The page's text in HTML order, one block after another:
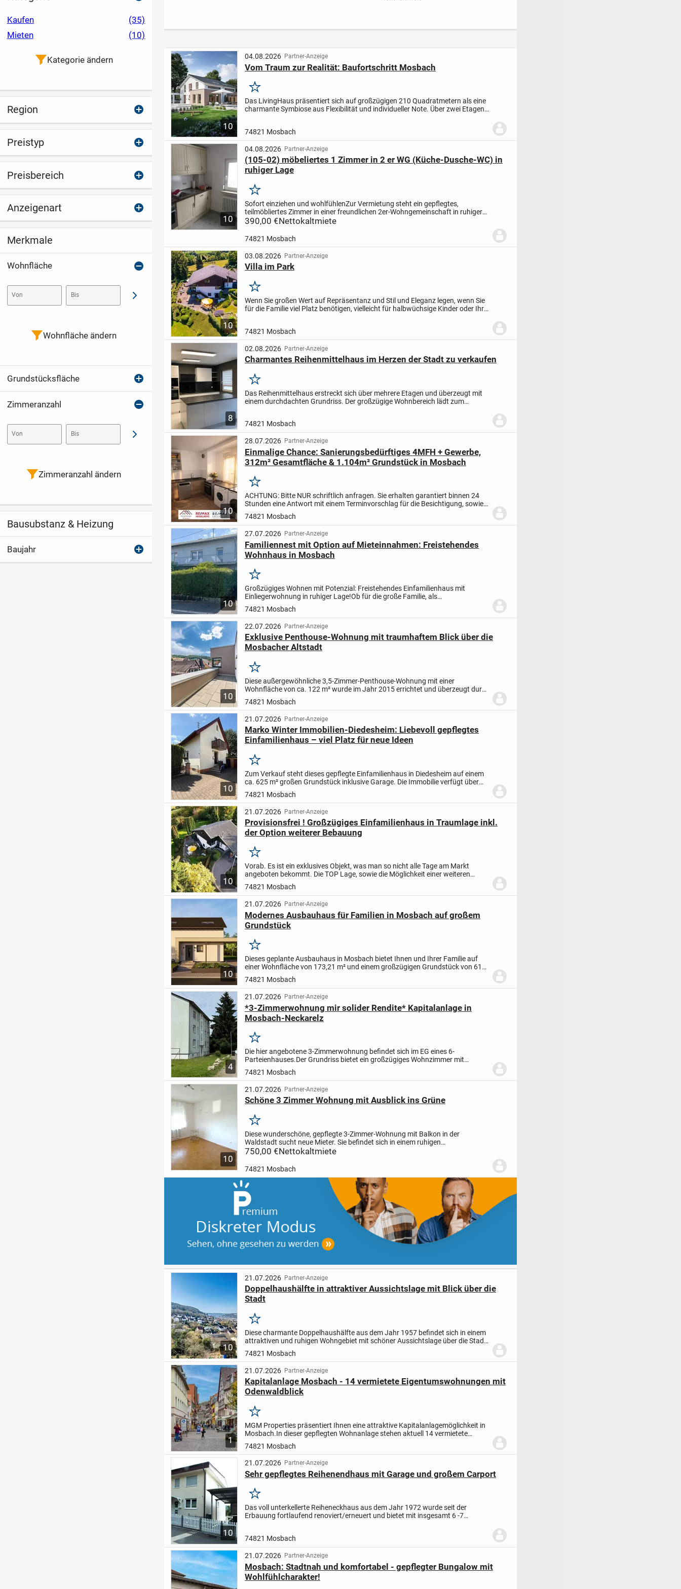
Zimmer-WG am
Ulmer Eselsberg
(Traminerweg)
10
04.08.2026 Partner-Anzeige
Vom Traum zur Realität: Baufortschritt Mosbach
Merken
Das LivingHaus präsentiert sich auf großzügigen 210 Quadratmetern als eine
charmante Symbiose aus Flexibilität und individueller Note. Über zwei Etagen
74821 Mosbach
10
04.08.2026 Partner-Anzeige
(105-02) möbeliertes 1 Zimmer in 2 er WG (Küche-Dusche-WC) in
ruhiger Lage
Merken
Sofort einziehen und wohlfühlenZur Vermietung steht ein gepflegtes,
teilmöbliertes Zimmer in einer freundlichen 2er-Wohngemeinschaft in ruhiger
und dennoch zentraler Lage von Mosbach. Das ca. 25 m²...
390,00 €Nettokaltmiete
74821 Mosbach
10
03.08.2026 Partner-Anzeige
Villa im Park
Merken
Wenn Sie großen Wert auf Repräsentanz und Stil und Eleganz legen, wenn Sie
für die Familie viel Platz benötigen, vielleicht für halbwüchsige Kinder oder Ihre
74821 Mosbach
8
02.08.2026 Partner-Anzeige
Charmantes Reihenmittelhaus im Herzen der Stadt zu verkaufen
Merken
Das Reihenmittelhaus erstreckt sich über mehrere Etagen und überzeugt mit
einem durchdachten Grundriss. Der großzügige Wohnbereich lädt zum
74821 Mosbach
10
28.07.2026 Partner-Anzeige
Einmalige Chance: Sanierungsbedürftiges 4MFH + Gewerbe,
312m² Gesamtfläche & 1.104m² Grundstück in Mosbach
Merken
ACHTUNG: Bitte NUR schriftlich anfragen. Sie erhalten garantiert binnen 24
Stunden eine Antwort mit einem Terminvorschlag für die Besichtigung, sowie
alle Unterlagen zum Objekt vorab.
74821 Mosbach
10
27.07.2026 Partner-Anzeige
Familiennest mit Option auf Mieteinnahmen: Freistehendes
Wohnhaus in Mosbach
Merken
Großzügiges Wohnen mit Potenzial: Freistehendes Einfamilienhaus mit
Einliegerwohnung in ruhiger Lage!Ob für die große Familie, als
Generationenhaus oder zur Teilvermietung: Dieses 1975 erbaute Haus...
74821 Mosbach
10
22.07.2026 Partner-Anzeige
Exklusive Penthouse-Wohnung mit traumhaftem Blick über die
Mosbacher Altstadt
Merken
Diese außergewöhnliche 3,5-Zimmer-Penthouse-Wohnung mit einer
Wohnfläche von ca. 122 m² wurde im Jahr 2015 errichtet und überzeugt durch
ihre hochwertige Ausstattung, eine durchdachte Raumaufteilung...
74821 Mosbach
10
21.07.2026 Partner-Anzeige
Marko Winter Immobilien-Diedesheim: Liebevoll gepflegtes
Einfamilienhaus – viel Platz für neue Ideen
Merken
Zum Verkauf steht dieses gepflegte Einfamilienhaus in Diedesheim auf einem
ca. 625 m² großen Grundstück inklusive Garage. Die Immobilie verfügt über
eine Wohnfläche von ca. 110 m² und überzeugt durch...
74821 Mosbach
10
21.07.2026 Partner-Anzeige
Provisionsfrei ! Großzügiges Einfamilienhaus in Traumlage inkl.
der Option weiterer Bebauung
Merken
Vorab. Es ist ein exklusives Objekt, was man so nicht alle Tage am Markt
angeboten bekommt. Die TOP Lage, sowie die Möglichkeit einer weiteren
Bebauung mit einem weiteren Einfamilienhaus machen das...
74821 Mosbach
10
21.07.2026 Partner-Anzeige
Modernes Ausbauhaus für Familien in Mosbach auf großem
Grundstück
Merken
Dieses geplante Ausbauhaus in Mosbach bietet Ihnen und Ihrer Familie auf
einer Wohnfläche von 173,21 m² und einem großzügigen Grundstück von 610
m² viel Platz zum Leben. Das Haus verteilt sich auf...
74821 Mosbach
4
21.07.2026 Partner-Anzeige
*3-Zimmerwohnung mir solider Rendite* Kapitalanlage in
Mosbach-Neckarelz
Merken
Die hier angebotene 3-Zimmerwohnung befindet sich im EG eines 6-
Parteienhauses.Der Grundriss bietet ein großzügiges Wohnzimmer mit
Zugang zum Balkon, zwei gut geschnittenen Schlafzimmern sowie einer...
74821 Mosbach
10
21.07.2026 Partner-Anzeige
Schöne 3 Zimmer Wohnung mit Ausblick ins Grüne
Merken
Diese wunderschöne, gepflegte 3-Zimmer-Wohnung mit Balkon in der
Waldstadt sucht neue Mieter. Sie befindet sich in einem ruhigen
Zweifamilienhaus und bietet viel Platz, um sich wohlzufühlen. Große...
750,00 €Nettokaltmiete
74821 Mosbach
10
21.07.2026 Partner-Anzeige
Doppelhaushälfte in attraktiver Aussichtslage mit Blick über die
Stadt
Merken
Diese charmante Doppelhaushälfte aus dem Jahr 1957 befindet sich in einem
attraktiven und ruhigen Wohngebiet mit schöner Aussichtslage über die Stadt.
Die erhöhte Lage sorgt für einen besonderen...
74821 Mosbach
1
21.07.2026 Partner-Anzeige
Kapitalanlage Mosbach - 14 vermietete Eigentumswohnungen mit
Odenwaldblick
Merken
MGM Properties präsentiert Ihnen eine attraktive Kapitalanlagemöglichkeit in
Mosbach.In dieser gepflegten Wohnanlage stehen aktuell 14 vermietete
Eigentumswohnungen zum Verkauf.
74821 Mosbach
10
21.07.2026 Partner-Anzeige
Sehr gepflegtes Reihenendhaus mit Garage und großem Carport
Merken
Das voll unterkellerte Reiheneckhaus aus dem Jahr 1972 wurde seit der
Erbauung fortlaufend renoviert/erneuert und bietet mit insgesamt 6 -7
74821 Mosbach
21.07.2026 Partner-Anzeige
Mosbach: Stadtnah und komfortabel - gepflegter Bungalow mit
Wohlfühlcharakter!
Kaufen
(35)
Mieten
(10)
Kategorie ändern
Region
Preistyp
Preisbereich
Anzeigenart
Merkmale
Wohnfläche
Von Bis Abschicken
Wohnfläche ändern
Grundstücksfläche
Zimmeranzahl
Von Bis Abschicken
Zimmeranzahl ändern
Bausubstanz & Heizung
Baujahr